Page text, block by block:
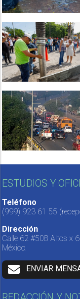
ESTUDIOS Y
Teléfono
(999) 923 61 55
Dirección
Calle 62 #508 Altos x
México.
ENVIAR